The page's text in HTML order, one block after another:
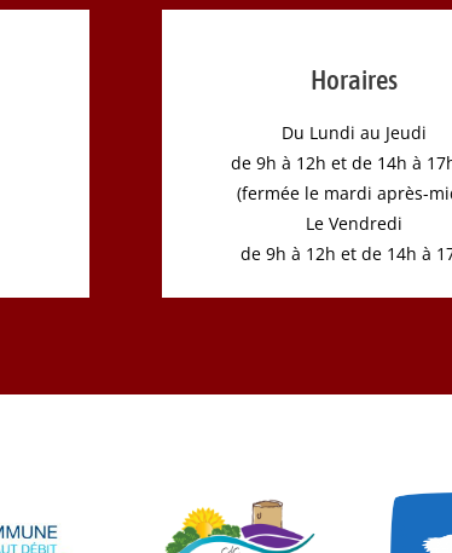
Horaires
Du Lundi au Jeudi
de 9h à 12h et de 14h à
(fermée le mardi après-
Le Vendredi
de 9h à 12h et de 14h à